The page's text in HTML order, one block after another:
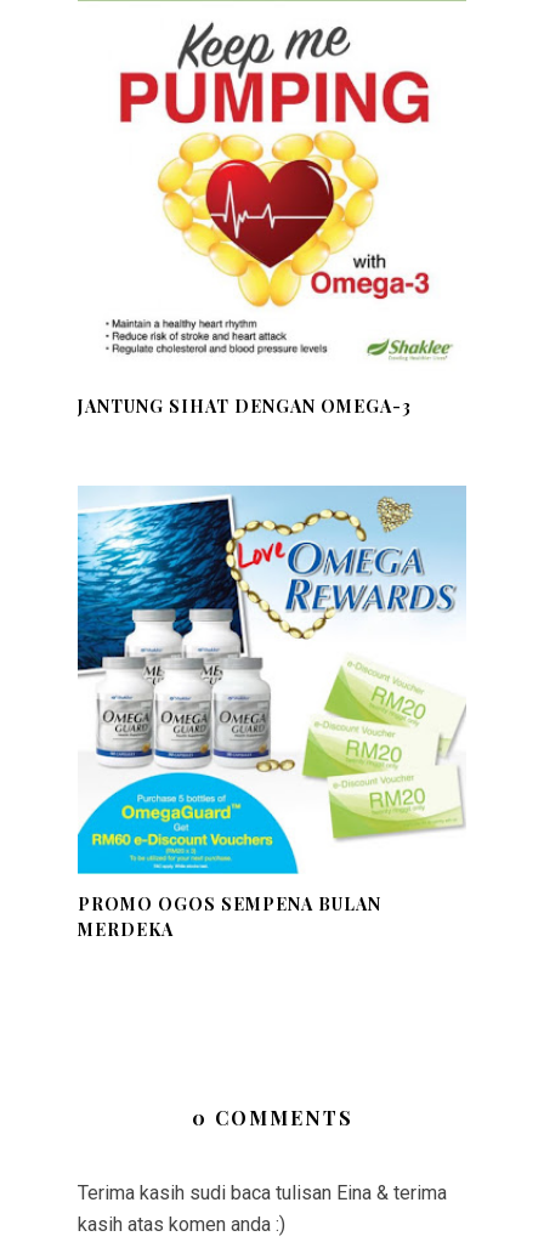
JANTUNG SIHAT DENGAN OMEGA-3
PROMO OGOS SEMPENA BULAN
MERDEKA
0 COMMENTS
Terima kasih sudi baca tulisan Eina & terima
kasih atas komen anda :)